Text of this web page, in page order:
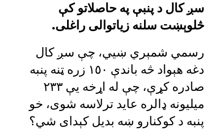
سږ کال د پنبې په حاصلاتو کې
څلوېښت سلنه زیاتوالی راغلی.
رسمي شمېري ښيي، چې سږ کال
دغه هېواد څه باندې ١٥٠ زره ټنه پنبه
صادره کړې، چې له اړخه یې ٢٣٣
ميليونه ډالره عايد ترلاسه شوی، خو
پنبه د کوکنارو ښه بدیل کېدای شي؟